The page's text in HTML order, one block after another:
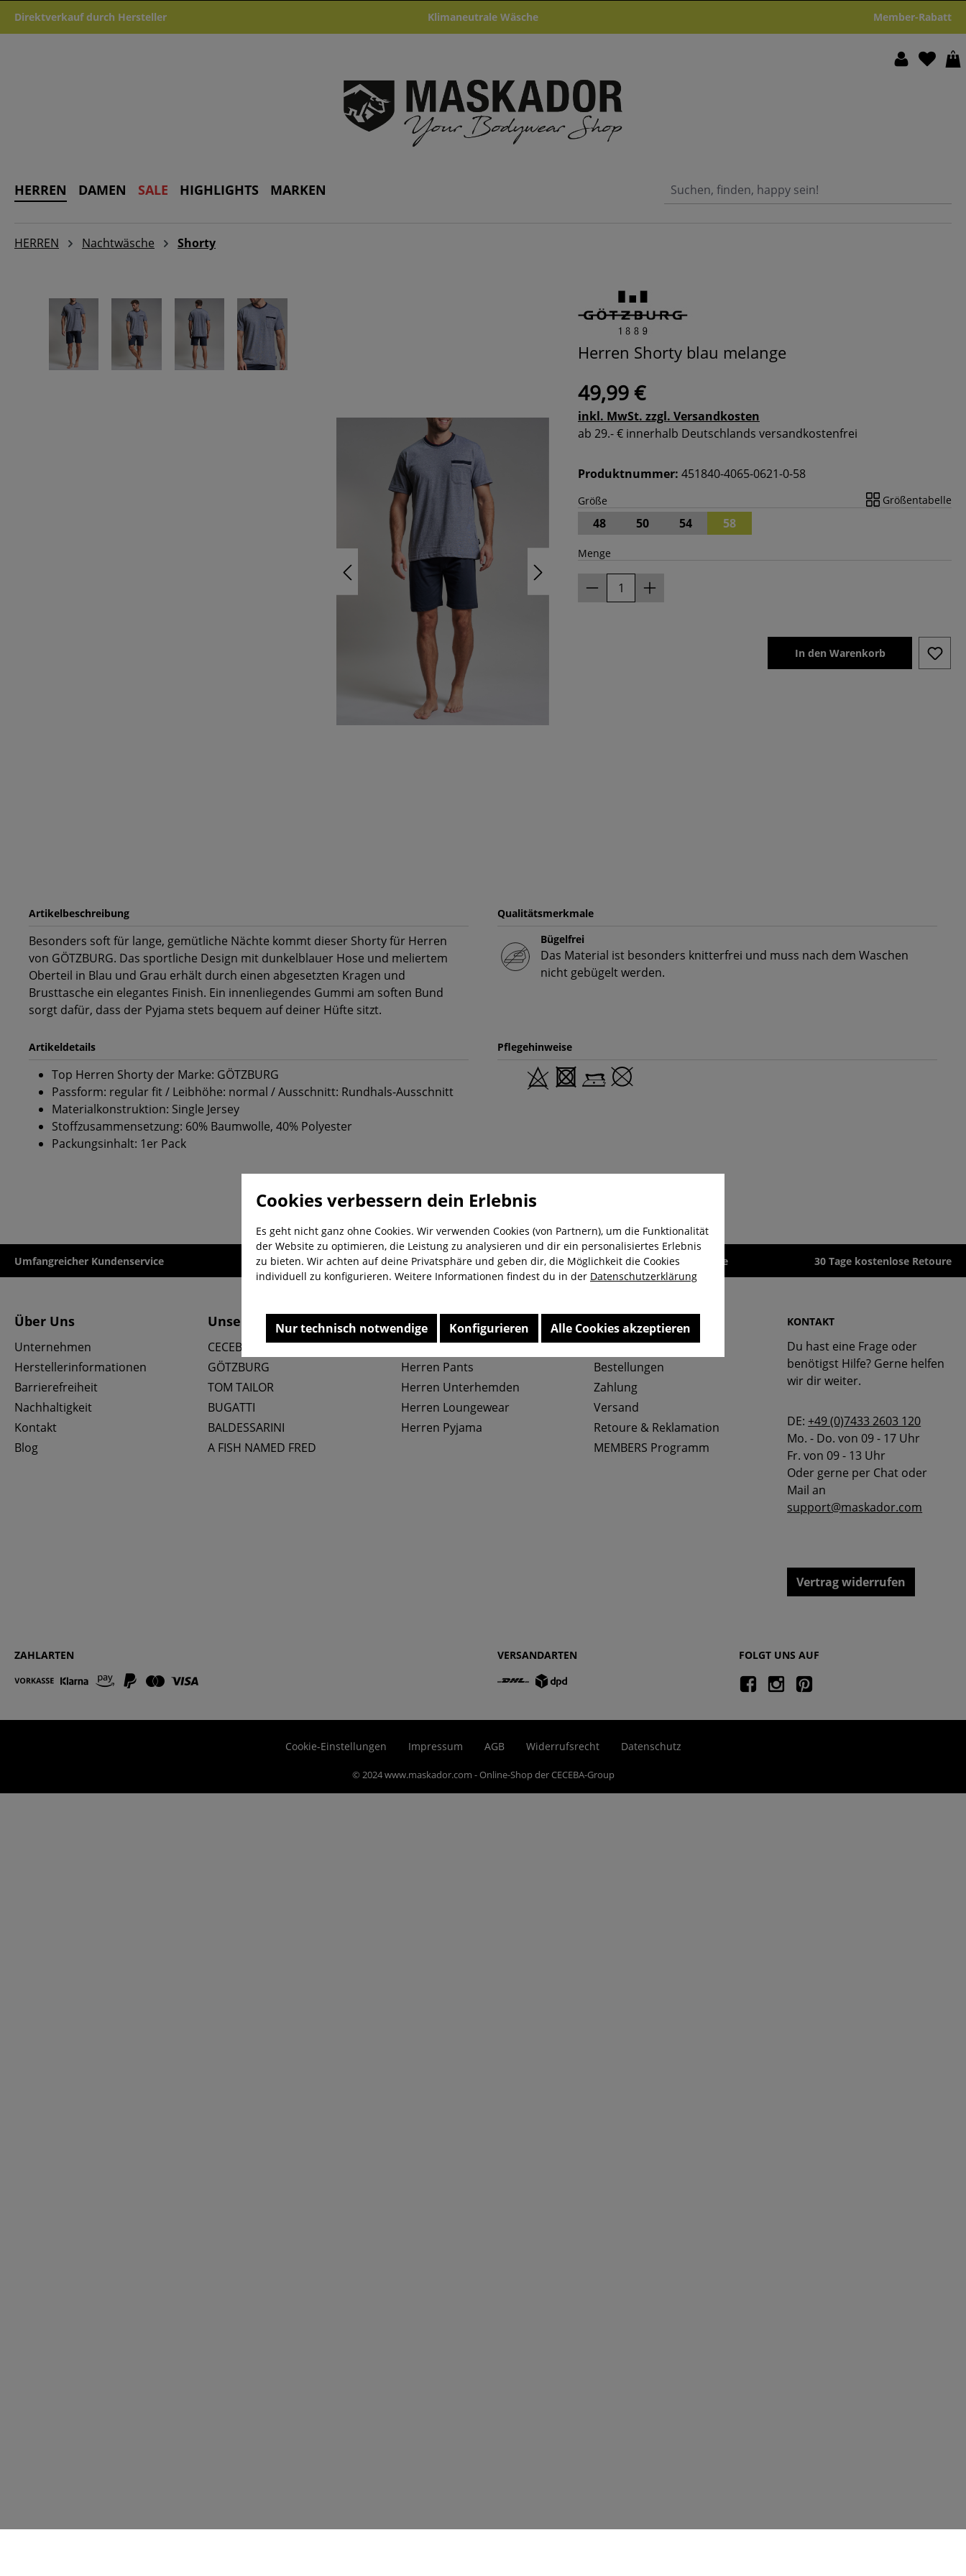
Hauptinhalt springen
Zur Suche springen
Zur Hauptnavigation springen
Direktverkauf durch Hersteller Klimaneutrale Wäsche Member-Rabatt
HERREN DAMEN SALE HIGHLIGHTS MARKEN
HERREN Nachtwäsche Shorty
Herren Shorty blau melange
49,99 €
inkl. MwSt. zzgl. Versandkosten
ab 29.- € innerhalb Deutschlands versandkostenfrei
Produktnummer: 451840-4065-0621-0-58
Größe Größentabelle
48 50 54 58
Menge
In den Warenkorb
Artikelbeschreibung
Besonders soft für lange, gemütliche Nächte kommt dieser Shorty für Herren
von GÖTZBURG. Das sportliche Design mit dunkelblauer Hose und meliertem
Oberteil in Blau und Grau erhält durch einen abgesetzten Kragen und
Brusttasche ein elegantes Finish. Ein innenliegendes Gummi am soften Bund
sorgt dafür, dass der Pyjama stets bequem auf deiner Hüfte sitzt.
Qualitätsmerkmale
Bügelfrei
Das Material ist besonders knitterfrei und muss nach dem Waschen
nicht gebügelt werden.
Artikeldetails
Top Herren Shorty der Marke: GÖTZBURG
Passform: regular fit / Leibhöhe: normal / Ausschnitt: Rundhals-Ausschnitt
Materialkonstruktion: Single Jersey
Stoffzusammensetzung: 60% Baumwolle, 40% Polyester
Packungsinhalt: 1er Pack
Pflegehinweise
Umfangreicher Kundenservice Kauf auf Rechnung Kostenloser Versand ab 29,-€ Lieferzeit 1-3 Werktage 30 Tage kostenlose Retoure
Über Uns
Unternehmen
Herstellerinformationen
Barrierefreiheit
Nachhaltigkeit
Kontakt
Blog
Unsere Marken
CECEBA
GÖTZBURG
TOM TAILOR
BUGATTI
BALDESSARINI
A FISH NAMED FRED
Top Kategorien
Herren Slips
Herren Pants
Herren Unterhemden
Herren Loungewear
Herren Pyjama
Service & FAQ
Größentabellen
Bestellungen
Zahlung
Versand
Retoure & Reklamation
MEMBERS Programm
KONTAKT
Du hast eine Frage oder
benötigst Hilfe? Gerne helfen
wir dir weiter.
DE:+49 (0)7433 2603 120
Mo. - Do. von 09 - 17 Uhr
Fr. von 09 - 13 Uhr
Oder gerne per Chat oder
Mail an
support@maskador.com
Vertrag widerrufen
ZAHLARTEN VERSANDARTEN FOLGT UNS AUF
Cookie-Einstellungen Impressum AGB Widerrufsrecht Datenschutz
© 2024 www.maskador.com - Online-Shop der CECEBA-Group
Cookies verbessern dein Erlebnis
Es geht nicht ganz ohne Cookies. Wir verwenden Cookies (von Partnern), um die Funktionalität
der Website zu optimieren, die Leistung zu analysieren und dir ein personalisiertes Erlebnis
zu bieten. Wir achten auf deine Privatsphäre und geben dir, die Möglichkeit die Cookies
individuell zu konfigurieren. Weitere Informationen findest du in der Datenschutzerklärung
Nur technisch notwendige Konfigurieren Alle Cookies akzeptieren